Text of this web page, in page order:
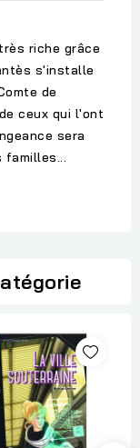
riche grâce
s'installe
de
ceux qui l'ont
sera
familles...